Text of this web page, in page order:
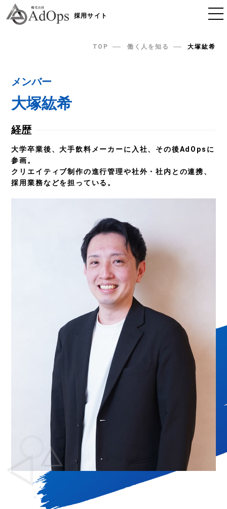
採用サイト
TOP 働く人を知る 大塚紘希
メンバー
大塚紘希
経歴
大学卒業後、大手飲料メーカーに入社、その後AdOpsに
参画。
クリエイティブ制作の進行管理や社外・社内との連携、
採用業務などを担っている。